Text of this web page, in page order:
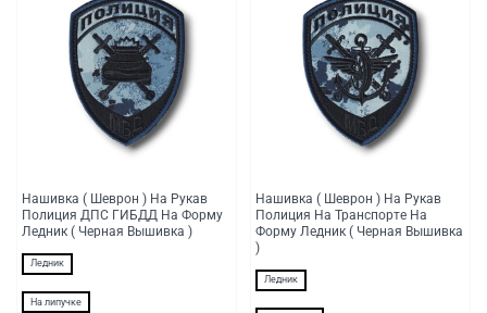
Нашивка ( Шеврон ) На Рукав
Полиция ДПС ГИБДД На Форму
Ледник ( Черная Вышивка )
Ледник
На липучке
Нашивка ( Шеврон ) На Рукав
Полиция На Транспорте На
Форму Ледник ( Черная Вышивка
)
Ледник